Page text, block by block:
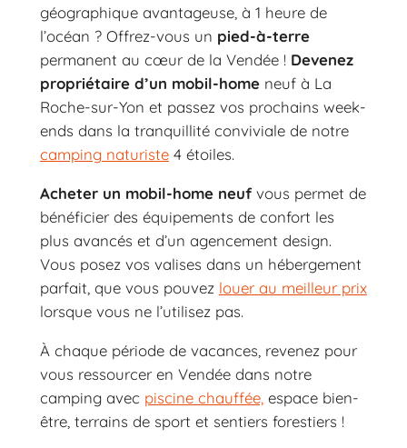
géographique avantageuse, à 1 heure de
l’océan ? Offrez-vous un pied-à-terre
permanent au cœur de la Vendée ! Devenez
propriétaire d’un mobil-homeneuf à La
Roche-sur-Yon et passez vos prochains week-
ends dans la tranquillité conviviale de notre
camping naturiste4 étoiles.
Acheter un mobil-home neufvous permet de
bénéficier des équipements de confort les
plus avancés et d’un agencement design.
Vous posez vos valises dans un hébergement
parfait, que vous pouvez louer au meilleur prix
lorsque vous ne l’utilisez pas.
À chaque période de vacances, revenez pour
vous ressourcer en Vendée dans notre
camping avec piscine chauffée, espace bien-
être, terrains de sport et sentiers forestiers !